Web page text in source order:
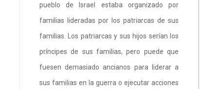
pueblo de Israel estaba organizado por
familias lideradas por los patriarcas de sus
familias. Los patriarcas y sus hijos serían los
príncipes de sus familias, pero puede que
fuesen demasiado ancianos para liderar a
sus familias en la guerra o ejecutar acciones